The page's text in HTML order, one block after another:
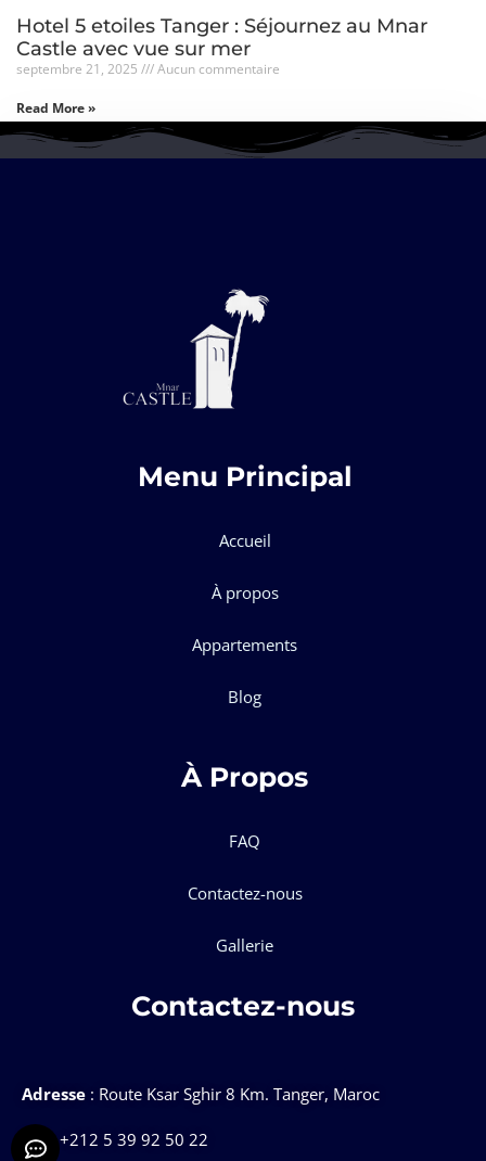
Hotel 5 etoiles Tanger : Séjournez au Mnar
Castle avec vue sur mer
septembre 21, 2025 Aucun commentaire
Read More »
Menu Principal
Accueil
À propos
Appartements
Blog
À Propos
FAQ
Contactez-nous
Gallerie
Contactez-nous
Adresse : Route Ksar Sghir 8 Km. Tanger, Maroc
Tél : +212 5 39 92 50 22